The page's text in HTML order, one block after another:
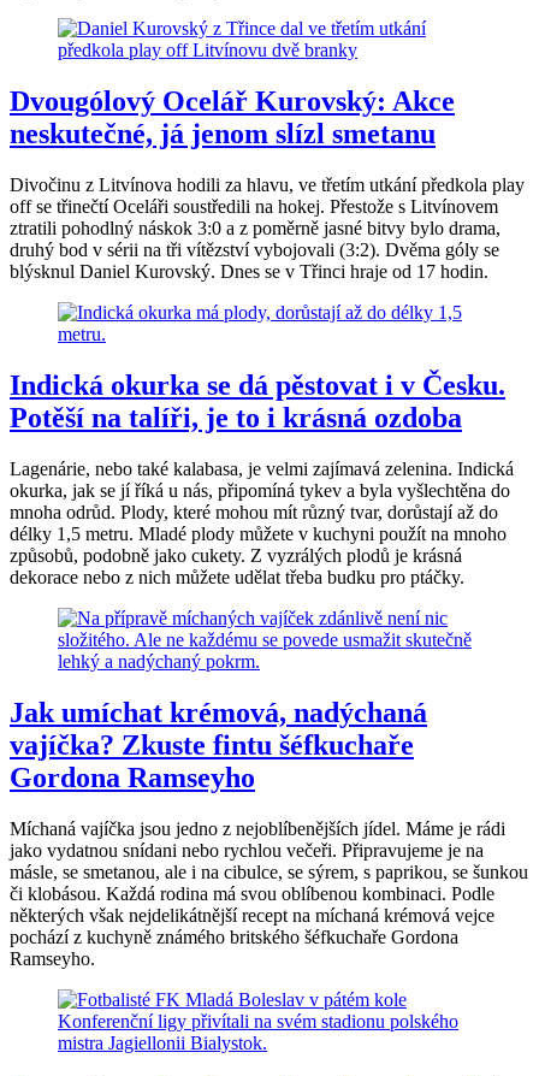
Dvougólový Ocelář Kurovský: Akce
neskutečné, já jenom slízl smetanu
Divočinu z Litvínova hodili za hlavu, ve třetím utkání předkola play
off se třinečtí Oceláři soustředili na hokej. Přestože s Litvínovem
ztratili pohodlný náskok 3:0 a z poměrně jasné bitvy bylo drama,
druhý bod v sérii na tři vítězství vybojovali (3:2). Dvěma góly se
blýsknul Daniel Kurovský. Dnes se v Třinci hraje od 17 hodin.
Indická okurka se dá pěstovat i v Česku.
Potěší na talíři, je to i krásná ozdoba
Lagenárie, nebo také kalabasa, je velmi zajímavá zelenina. Indická
okurka, jak se jí říká u nás, připomíná tykev a byla vyšlechtěna do
mnoha odrůd. Plody, které mohou mít různý tvar, dorůstají až do
délky 1,5 metru. Mladé plody můžete v kuchyni použít na mnoho
způsobů, podobně jako cukety. Z vyzrálých plodů je krásná
dekorace nebo z nich můžete udělat třeba budku pro ptáčky.
Jak umíchat krémová, nadýchaná
vajíčka? Zkuste fintu šéfkuchaře
Gordona Ramseyho
Míchaná vajíčka jsou jedno z nejoblíbenějších jídel. Máme je rádi
jako vydatnou snídani nebo rychlou večeři. Připravujeme je na
másle, se smetanou, ale i na cibulce, se sýrem, s paprikou, se šunkou
či klobásou. Každá rodina má svou oblíbenou kombinaci. Podle
některých však nejdelikátnější recept na míchaná krémová vejce
pochází z kuchyně známého britského šéfkuchaře Gordona
Ramseyho.